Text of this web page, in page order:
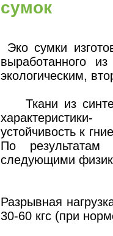
сумок
Эко сумки
выработанного
экологическим,
Ткани из
устойчивость к
По результатам
следующими
Разрывная
30-60 кгс (при